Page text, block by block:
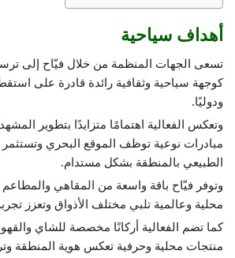
أهداف سياحية
تسعى الجهات المنظمة من خلال فيّاح إلى
كوجهة سياحية وثقافية رائدة قادرة على
ودوليًا.
وتعكس الفعالية اهتمامًا متزايدًا بتطوير
مبادرات نوعية توظف الموقع البحري
الطبيعي بالمنطقة بشكل مستدام.
وتوفر فيّاح باقة واسعة من المقاهي والمطاعم
محلية وعالمية تلبي مختلف الأذواق وتعزز
كما تضم الفعالية أركانًا مخصصة للشاي
منتجات محلية وحرفية تعكس هوية المنطقة